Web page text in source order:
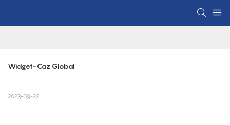
Widget-Caz Global
2023-09-22